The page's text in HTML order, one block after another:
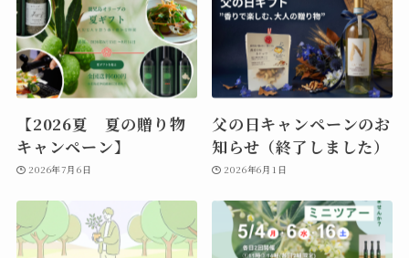
【2026夏 夏の贈り物
キャンペーン】
2026年7月6日
父の日キャンペーンのお
知らせ（終了しました）
2026年6月1日